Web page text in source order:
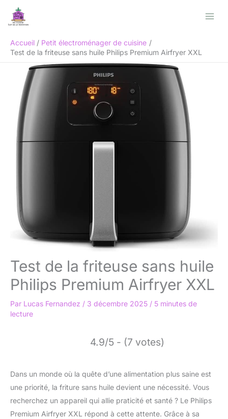
Accueil
Petit électroménager de cuisine
Test de la friteuse sans huile Philips Premium Airfryer XXL
Test de la friteuse sans huile
Philips Premium Airfryer XXL
Par Lucas Fernandez / 3 décembre 2025 / 5 minutes de
lecture
4.9/5 - (7 votes)
Dans un monde où la quête d’une alimentation plus saine est
une priorité, la friture sans huile devient une nécessité. Vous
recherchez un appareil qui allie praticité et santé ? Le Philips
Premium Airfryer XXL répond à cette attente. Grâce à sa
Rechercher